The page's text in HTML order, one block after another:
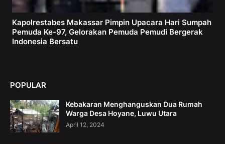
Kapolrestabes Makassar Pimpin Upacara Hari Sumpah
Pemuda Ke-97, Gelorakan Pemuda Pemudi Bergerak
Indonesia Bersatu
POPULAR
Kebakaran Menghanguskan Dua Rumah
Warga Desa Hoyane, Luwu Utara
April 12, 2024